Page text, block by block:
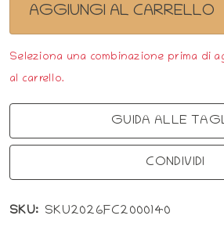
AGGIUNGI AL CARRELLO
Seleziona una combinazione prima di
al carrello.
GUIDA ALLE
CONDIVIDI
SKU: SKU2026FC2000140